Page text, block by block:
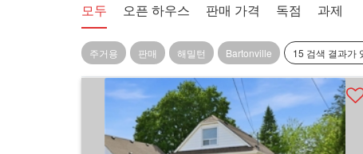
모두 오픈 하우스 판매 가격 독점 과제
주거용 판매 해밀턴 Bartonville 15 검색 결과가